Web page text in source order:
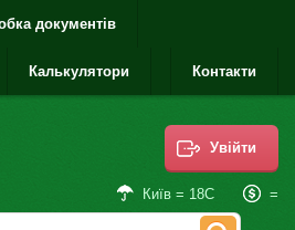
документів
Калькулятори Контакти
Увійти
Київ = 18С =